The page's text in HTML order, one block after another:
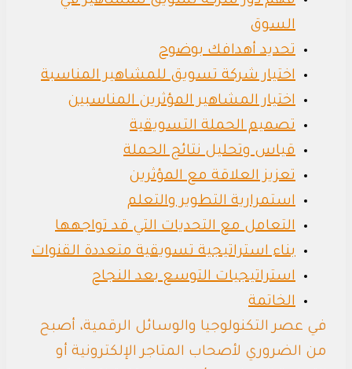
السوق
تحديد أهدافك بوضوح
اختيار شركة تسويق للمشاهير المناسبة
اختيار المشاهير المؤثرين المناسبين
تصميم الحملة التسويقية
قياس وتحليل نتائج الحملة
تعزيز العلاقة مع المؤثرين
استمرارية التطوير والتعلم
التعامل مع التحديات التي قد تواجهها
بناء استراتيجية تسويقية متعددة القنوات
استراتيجيات التوسع بعد النجاح
الخاتمة
في عصر التكنولوجيا والوسائل الرقمية، أصبح
من الضروري لأصحاب المتاجر الإلكترونية أو